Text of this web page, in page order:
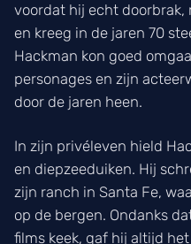
voordat hij echt doorbrak,
en kreeg in de jaren 70
Hackman kon goed
personages en zijn
door de jaren heen.
In zijn privéleven hield
en diepzeeduiken. Hij
zijn ranch in Santa Fe,
op de bergen. Ondanks
films keek, gaf hij altijd